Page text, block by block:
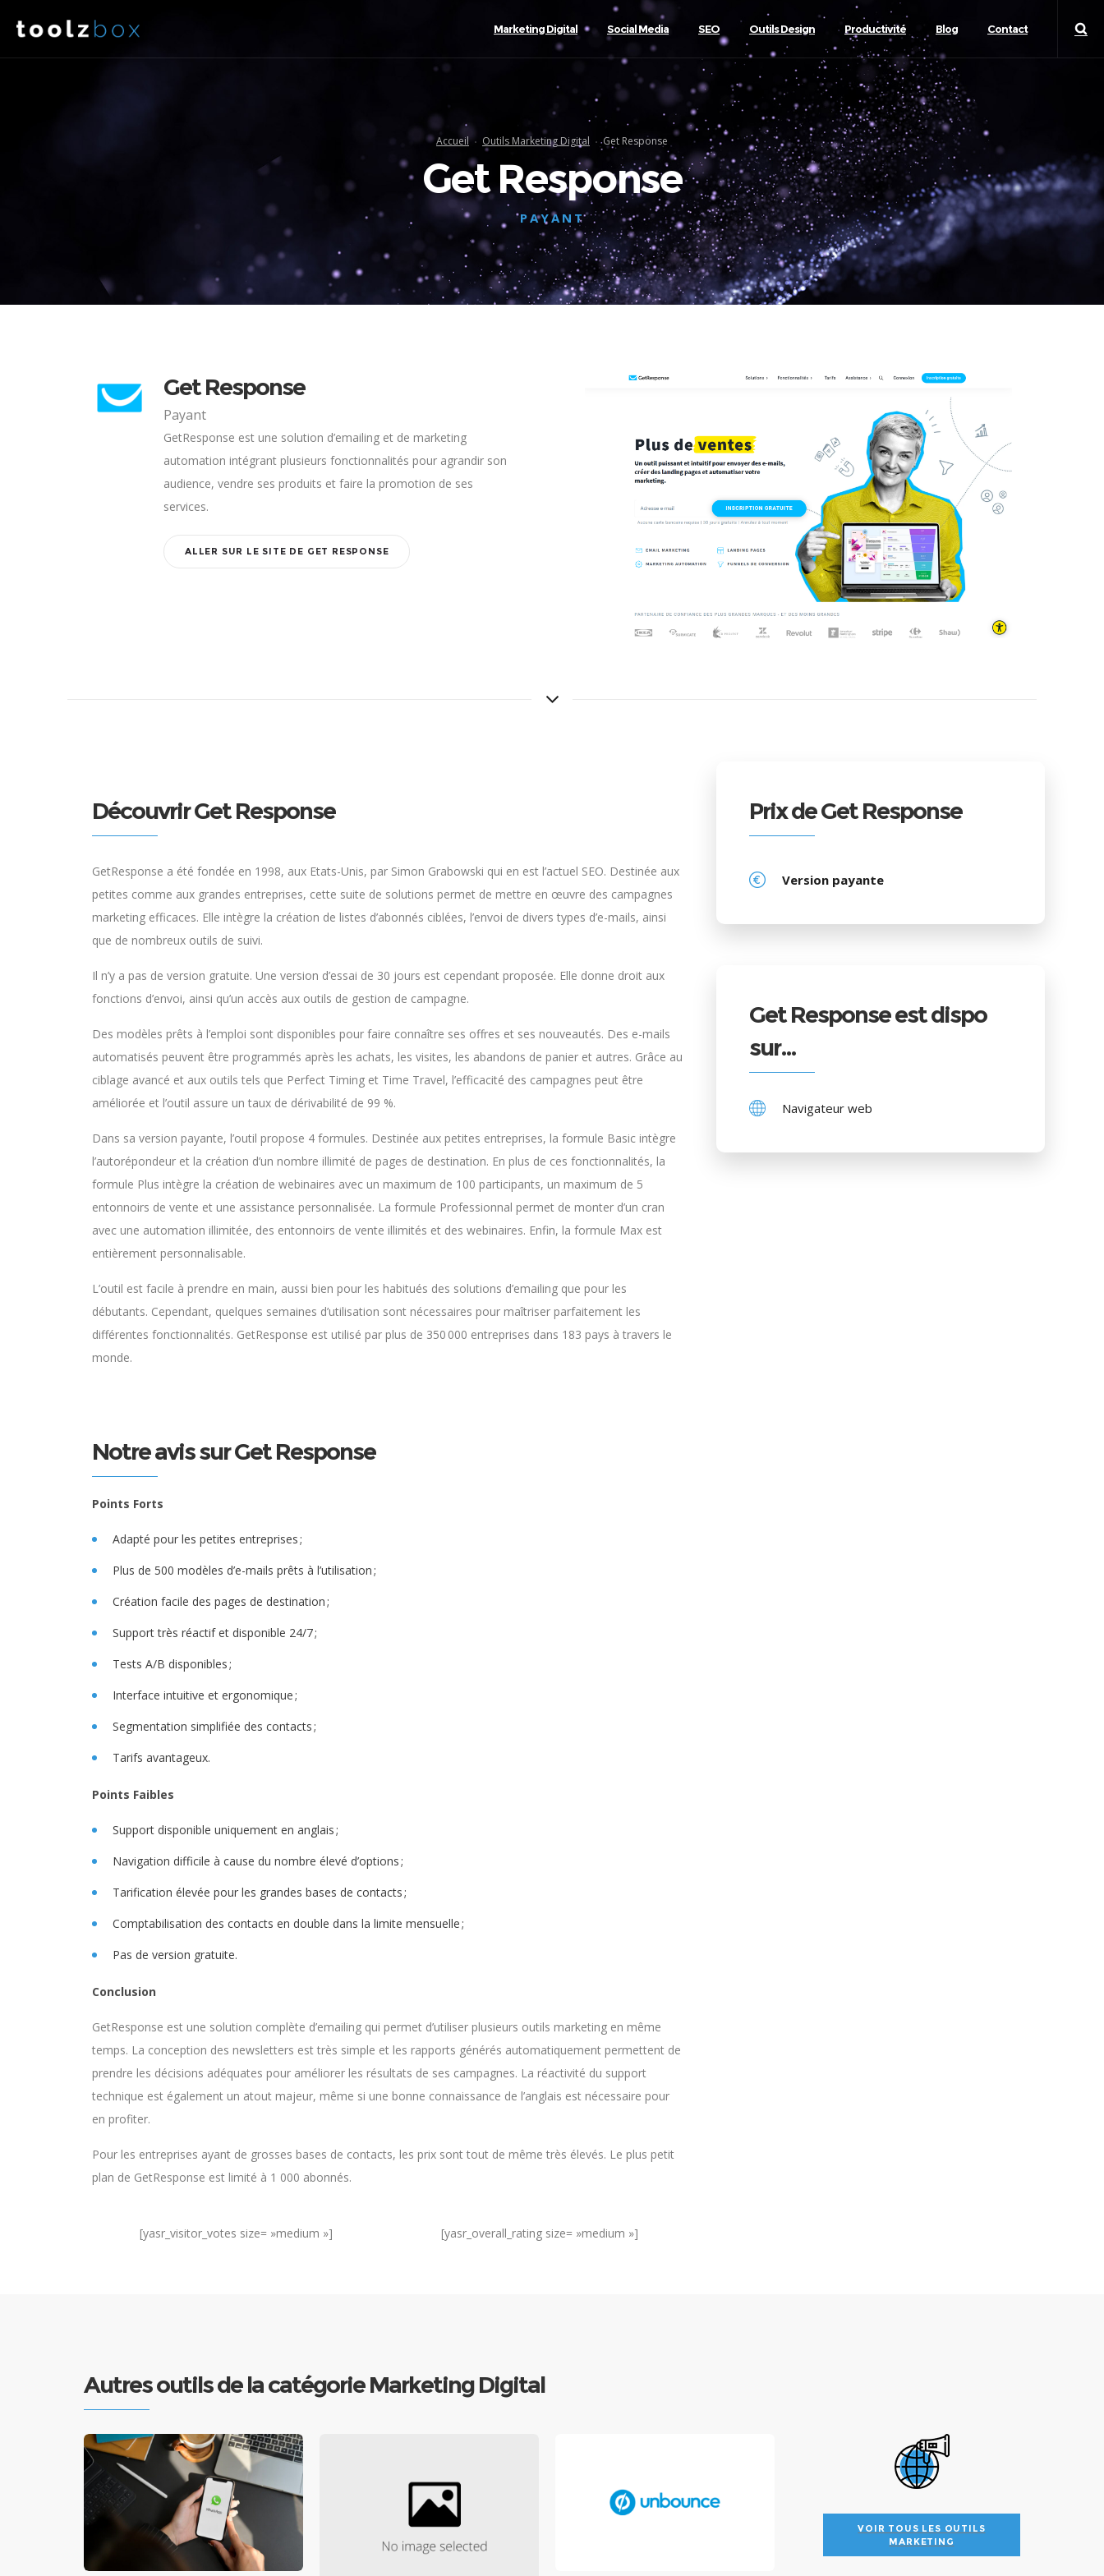
Marketing Digital Social Media SEO Outils Design Productivité Blog Contact
Accueil Outils Marketing Digital Get Response
Get Response
PAYANT
Get Response
Payant
GetResponse est une solution d’emailing et de marketing
automation intégrant plusieurs fonctionnalités pour agrandir son
audience, vendre ses produits et faire la promotion de ses
services.
ALLER SUR LE SITE DE GET RESPONSE
Découvrir Get Response
GetResponse a été fondée en 1998, aux Etats-Unis, par Simon Grabowski qui en est l’actuel SEO. Destinée aux
petites comme aux grandes entreprises, cette suite de solutions permet de mettre en œuvre des campagnes
marketing efficaces. Elle intègre la création de listes d’abonnés ciblées, l’envoi de divers types d’e-mails, ainsi
que de nombreux outils de suivi.
Il n’y a pas de version gratuite. Une version d’essai de 30 jours est cependant proposée. Elle donne droit aux
fonctions d’envoi, ainsi qu’un accès aux outils de gestion de campagne.
Des modèles prêts à l’emploi sont disponibles pour faire connaître ses offres et ses nouveautés. Des e-mails
automatisés peuvent être programmés après les achats, les visites, les abandons de panier et autres. Grâce au
ciblage avancé et aux outils tels que Perfect Timing et Time Travel, l’efficacité des campagnes peut être
améliorée et l’outil assure un taux de dérivabilité de 99 %.
Dans sa version payante, l’outil propose 4 formules. Destinée aux petites entreprises, la formule Basic intègre
l’autorépondeur et la création d’un nombre illimité de pages de destination. En plus de ces fonctionnalités, la
formule Plus intègre la création de webinaires avec un maximum de 100 participants, un maximum de 5
entonnoirs de vente et une assistance personnalisée. La formule Professionnal permet de monter d’un cran
avec une automation illimitée, des entonnoirs de vente illimités et des webinaires. Enfin, la formule Max est
entièrement personnalisable.
L’outil est facile à prendre en main, aussi bien pour les habitués des solutions d’emailing que pour les
débutants. Cependant, quelques semaines d’utilisation sont nécessaires pour maîtriser parfaitement les
différentes fonctionnalités. GetResponse est utilisé par plus de 350 000 entreprises dans 183 pays à travers le
monde.
Notre avis sur Get Response
Points Forts
Adapté pour les petites entreprises ;
Plus de 500 modèles d’e-mails prêts à l’utilisation ;
Création facile des pages de destination ;
Support très réactif et disponible 24/7 ;
Tests A/B disponibles ;
Interface intuitive et ergonomique ;
Segmentation simplifiée des contacts ;
Tarifs avantageux.
Points Faibles
Support disponible uniquement en anglais ;
Navigation difficile à cause du nombre élevé d’options ;
Tarification élevée pour les grandes bases de contacts ;
Comptabilisation des contacts en double dans la limite mensuelle ;
Pas de version gratuite.
Conclusion
GetResponse est une solution complète d’emailing qui permet d’utiliser plusieurs outils marketing en même
temps. La conception des newsletters est très simple et les rapports générés automatiquement permettent de
prendre les décisions adéquates pour améliorer les résultats de ses campagnes. La réactivité du support
technique est également un atout majeur, même si une bonne connaissance de l’anglais est nécessaire pour
en profiter.
Pour les entreprises ayant de grosses bases de contacts, les prix sont tout de même très élevés. Le plus petit
plan de GetResponse est limité à 1 000 abonnés.
[yasr_visitor_votes size= »medium »] [yasr_overall_rating size= »medium »]
Prix de Get Response
Version payante
Get Response est dispo
sur…
Navigateur web
Autres outils de la catégorie Marketing Digital
VOIR TOUS LES OUTILS
MARKETING